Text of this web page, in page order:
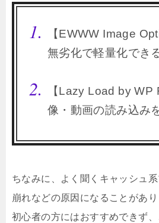
【EWWW Image
無劣化で軽量化でき
【Lazy Load by WP
像・動画の読み込み
ちなみに、よく聞くキャッシュ
崩れなどの原因になることがあり
初心者の方にはおすすめできず